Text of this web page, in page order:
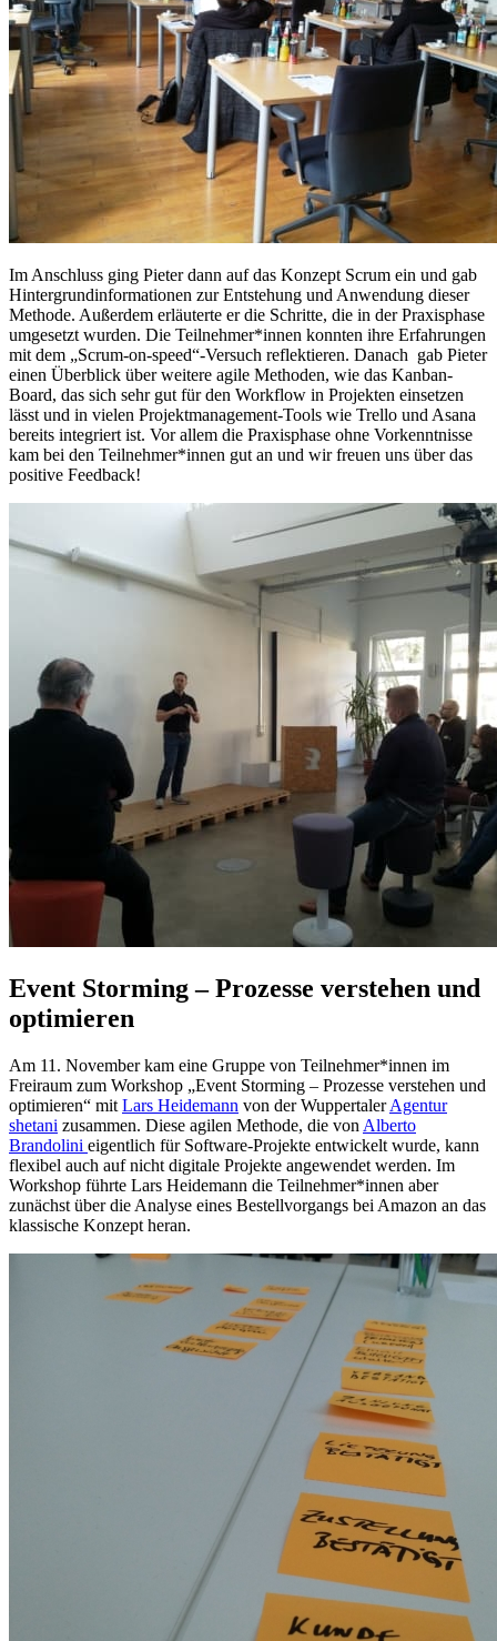
Im Anschluss ging Pieter dann auf das Konzept Scrum ein und gab
Hintergrundinformationen zur Entstehung und Anwendung dieser
Methode. Außerdem erläuterte er die Schritte, die in der Praxisphase
umgesetzt wurden. Die Teilnehmer*innen konnten ihre Erfahrungen
mit dem „Scrum-on-speed“-Versuch reflektieren. Danach gab Pieter
einen Überblick über weitere agile Methoden, wie das Kanban-
Board, das sich sehr gut für den Workflow in Projekten einsetzen
lässt und in vielen Projektmanagement-Tools wie Trello und Asana
bereits integriert ist. Vor allem die Praxisphase ohne Vorkenntnisse
kam bei den Teilnehmer*innen gut an und wir freuen uns über das
positive Feedback!
Event Storming – Prozesse verstehen und
optimieren
Am 11. November kam eine Gruppe von Teilnehmer*innen im
Freiraum zum Workshop „Event Storming – Prozesse verstehen und
optimieren“ mit Lars Heidemann von der WuppertalerAgentur
shetani zusammen. Diese agilen Methode, die von Alberto
Brandolini eigentlich für Software-Projekte entwickelt wurde, kann
flexibel auch auf nicht digitale Projekte angewendet werden. Im
Workshop führte Lars Heidemann die Teilnehmer*innen aber
zunächst über die Analyse eines Bestellvorgangs bei Amazon an das
klassische Konzept heran.